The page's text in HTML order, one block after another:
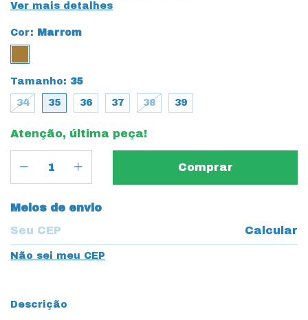
Ver mais detalhes
Cor: Marrom
Tamanho: 35
34 35 36 37 38 39
Atenção, última peça!
Entregas para o CEP:
Meios de envio
Calcular
Não sei meu CEP
Descrição